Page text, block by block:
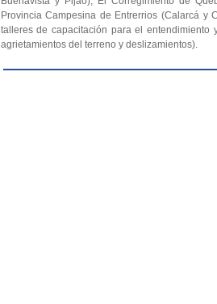
Provincia Campesina de Entrerrios (Calarcá y
talleres de capacitación para el entendimiento
agrietamientos del terreno y deslizamientos).